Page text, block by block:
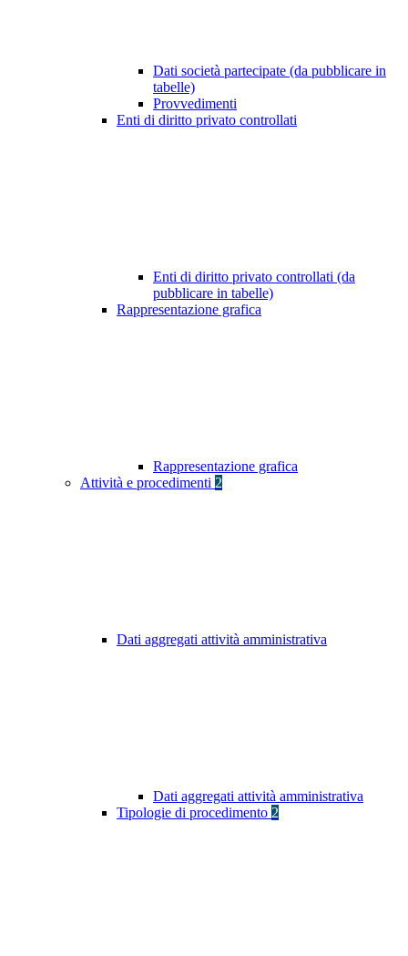
Dati società partecipate (da pubblicare in
tabelle)
Provvedimenti
Enti di diritto privato controllati
Enti di diritto privato controllati (da
pubblicare in tabelle)
Rappresentazione grafica
Rappresentazione grafica
Attività e procedimenti 2
Dati aggregati attività amministrativa
Dati aggregati attività amministrativa
Tipologie di procedimento 2